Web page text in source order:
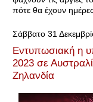
πότε θα έχουν
Σάββατο 31
Εντυπωσιακή η
2023 σε
Ζηλανδία